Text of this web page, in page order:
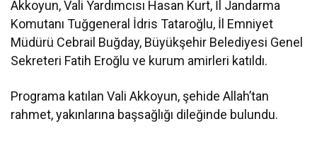
Akkoyun, Vali Yardımcısı Hasan Kurt, İl Jandarma
Komutanı Tuğgeneral İdris Tataroğlu, İl Emniyet
Müdürü Cebrail Buğday, Büyükşehir Belediyesi Genel
Sekreteri Fatih Eroğlu ve kurum amirleri katıldı.
Programa katılan Vali Akkoyun, şehide Allah’tan
rahmet, yakınlarına başsağlığı dileğinde bulundu.